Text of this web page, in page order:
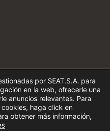
por SEAT.S.A. para
en la web, ofrecerle una
anuncios relevantes. Para
haga click en
obtener más información,